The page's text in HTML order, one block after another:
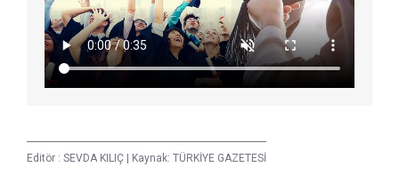
Editör : SEVDA KILIÇ Kaynak: TÜRKİYE GAZETESİ